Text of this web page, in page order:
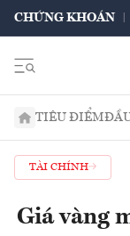
CHỨNG KHOÁN
TIÊU ĐIỂM
TÀI CHÍNH
Giá vàng